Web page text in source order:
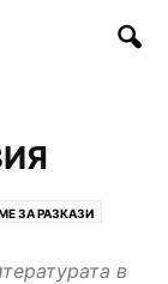
ЗА РАЗКАЗИ
в